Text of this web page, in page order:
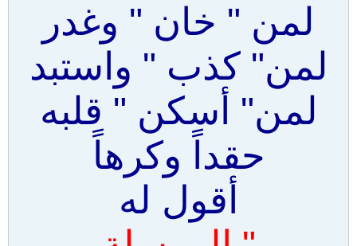
لمن " خان " وغدر
لمن" كذب " واستبد
لمن" أسكن " قلبه
حقداً وكرهاً
أقول له